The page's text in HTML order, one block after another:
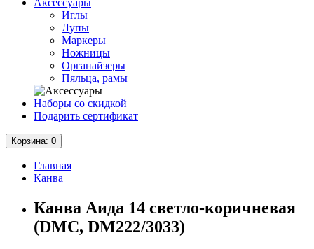
Иглы
Лупы
Маркеры
Ножницы
Органайзеры
Пяльца, рамы
Наборы со скидкой
Подарить сертификат
Корзина: 0
Главная
Канва
Канва Аида 14 светло-коричневая
(DMC, DM222/3033)